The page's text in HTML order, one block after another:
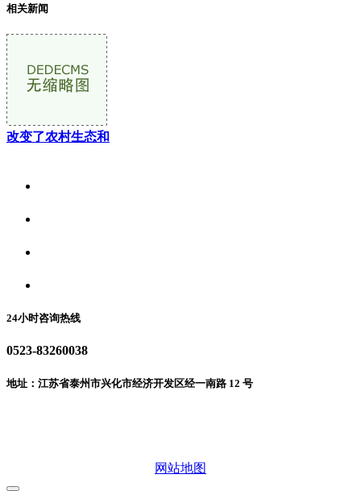
相关新闻
改变了农村生态和
24小时咨询热线
0523-83260038
地址：江苏省泰州市兴化市经济开发区经一南路 12 号
网站地图